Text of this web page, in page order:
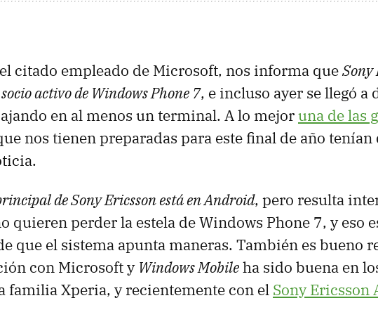
citado empleado de Microsoft, nos informa queSony
activo de Windows Phone 7, e incluso ayer se llegó a
en al menos un terminal. A lo mejoruna de las
nos tienen preparadas para este final de año tenían
de Sony Ericsson está en Android, pero resulta
quieren perder la estela de Windows Phone 7, y eso
que el sistema apunta maneras. También es bueno
con Microsoft y Windows Mobileha sido buena en
familia Xperia, y recientemente con el Sony Ericsson